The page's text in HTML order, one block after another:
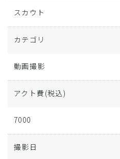
スカウト
カテゴリ
動画撮影
アクト費 (税込)
7000
撮影日